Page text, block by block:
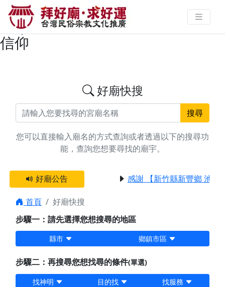
搜尋台南市六甲區扶鸞/問事廟宇資
料 | 拜好廟求好運 找到與您有緣的
信仰
好廟快搜
搜尋
您可以直接輸入廟名的方式查詢或者透過以下的搜尋功
能，查詢您想要尋找的廟宇。
好廟公告 感謝 【新竹縣新豐鄉 池和
首頁
好廟快搜
步驟一：請先選擇您想搜尋的地區
縣市 鄉鎮市區
步驟二：再搜尋您想找尋的條件(單選)
找神明 目的找 找服務